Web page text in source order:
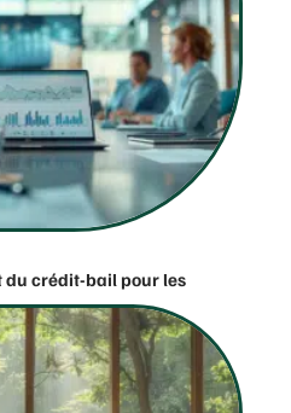
crédit-bail pour les